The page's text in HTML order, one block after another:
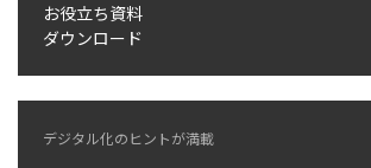
EC運用支援
継続的に結果を出し続けるECサイトへ
ライセンス契約
お役立ち資料
ダウンロード
デジタル化のヒントが満載